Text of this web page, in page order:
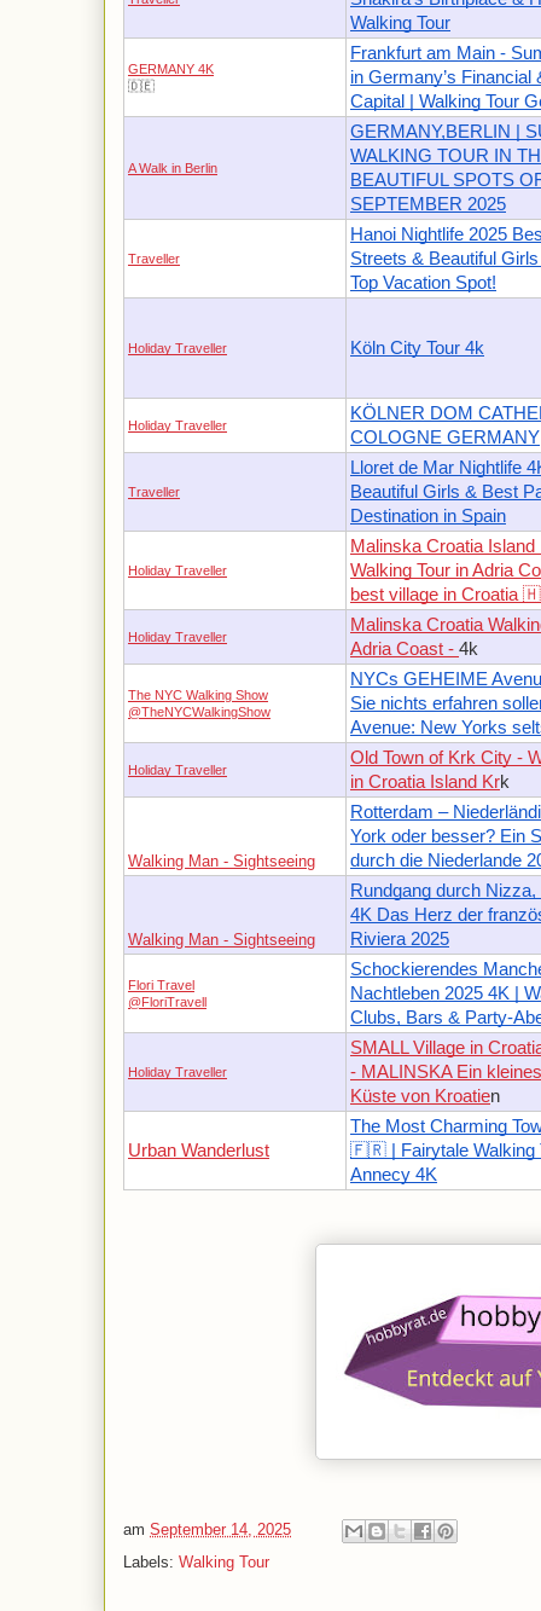
Walking Tour
GERMANY 4K
🇩🇪
Frankfurt am Main -
in Germany’s Financial
Capital | Walking Tour
A Walk in Berlin
GERMANY,BERLIN |
WALKING TOUR IN
BEAUTIFUL SPOTS
SEPTEMBER 2025
Traveller
Hanoi Nightlife 2025
Streets & Beautiful Girls
Top Vacation Spot!
Holiday Traveller Köln City Tour 4k
Holiday Traveller
KÖLNER DOM
COLOGNE GERMANY
Traveller
Lloret de Mar Nightlife
Beautiful Girls & Best
Destination in Spain
Holiday Traveller
Malinska Croatia Island
Walking Tour in Adria
best village in Croatia 🇭
Holiday Traveller
Malinska Croatia
Adria Coast - 4k
The NYC Walking Show
@TheNYCWalkingShow
NYCs GEHEIME
Sie nichts erfahren
Avenue: New Yorks
Holiday Traveller
Old Town of Krk City -
in Croatia Island Krk
Walking Man - Sightseeing
Rotterdam –
York oder besser? Ein
durch die Niederlande
Walking Man - Sightseeing
Rundgang durch
4K Das Herz der
Riviera 2025
Flori Travel
@FloriTravell
Schockierendes
Nachtleben 2025 4K |
Clubs, Bars & Party-
Holiday Traveller
SMALL Village in
- MALINSKA Ein
Küste von Kroatien
Urban Wanderlust
The Most Charming
🇫🇷 | Fairytale Walking
Annecy 4K
am September 14, 2025
Labels: Walking Tour